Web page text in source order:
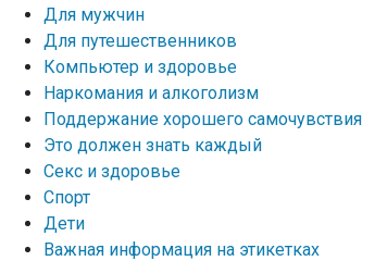
Для мужчин
Для путешественников
Компьютер и здоровье
Наркомания и алкоголизм
Поддержание хорошего самочувствия
Это должен знать каждый
Секс и здоровье
Спорт
Дети
Важная информация на этикетках